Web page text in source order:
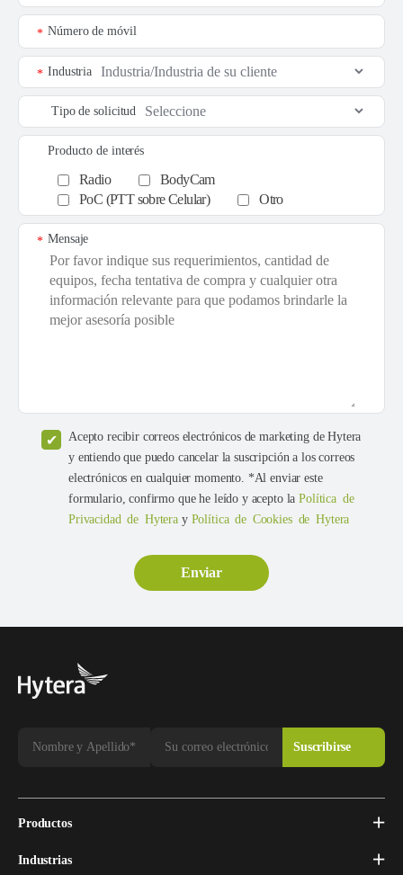
Número de móvil
*
Industria
*
Tipo de solicitud
Producto de interés
Radio
BodyCam
PoC (PTT sobre Celular)
Otro
Mensaje
*
Acepto recibir correos electrónicos de marketing de Hytera
y entiendo que puedo cancelar la suscripción a los correos
electrónicos en cualquier momento. *Al enviar este
formulario, confirmo que he leído y acepto laPolítica de
Privacidad de Hytera y Política de Cookies de Hytera
Productos
Industrias